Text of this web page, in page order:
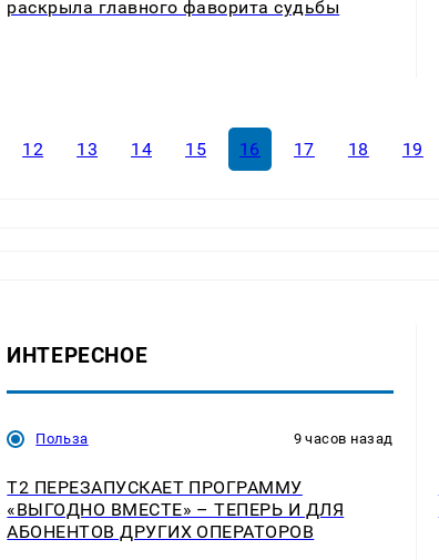
раскрыла главного фаворита судьбы
12 13 14 15 16 17 18 19
ИНТЕРЕСНОЕ
Польза 9 часов назад
Т2 ПЕРЕЗАПУСКАЕТ ПРОГРАММУ
«ВЫГОДНО ВМЕСТЕ» – ТЕПЕРЬ И ДЛЯ
АБОНЕНТОВ ДРУГИХ ОПЕРАТОРОВ